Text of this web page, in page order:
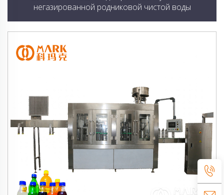
негазированной родниковой чистой воды